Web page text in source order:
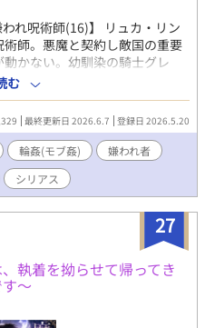
設定：この世界の住人は三十
になり、それは尻穴に男根を
しまう。「天使」は尻穴が丈
ら乱暴に犯しても死なないで
ただし少しでも傷つけると感
ので、尻穴以外は大事に扱う
は「天使さまの愛で方」参照の
（同世界観のお話時系
メンだけど短小→巨人族に二
は～→ナルシストな僕のオナ
の（完売済）、電子書籍があり
リー写真素材イメージスタイル
）さんよりインスピ
とうございます♪ 8/20 本編完
オマケを追加しました！
！ fujossyにも投稿しました
した！
れ呪術師(16)】 リュカ・リン
師。悪魔と契約し敵国の重要
かない。幼馴染の騎士グレ
せている。しかし、リュカを
足が動かないのをいいことに
っている。そんな中、戦場にい
リュカはある決断をす
に遭っています。 ※モブによ
描写が予告なく入ります。
ーエンドです。
む
最終更新日 2026.6.7 登録日 2026.5.20
輪姦(モブ姦)
嫌われ者
シリアス
27
執着を拗らせて帰ってき
～